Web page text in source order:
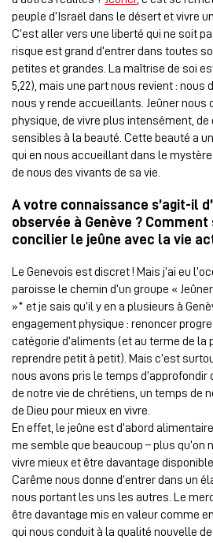
peuple d’Israël dans le désert et vivre
C’est aller vers une liberté qui ne soit
risque est grand d’entrer dans toutes
petites et grandes. La maîtrise de soi
5,22), mais une part nous revient : nous
nous y rende accueillants. Jeûner nous
physique, de vivre plus intensément, de
sensibles à la beauté. Cette beauté a
qui en nous accueillant dans le
de nous des vivants de sa vie.
A votre connaissance s’agit-il
observée à Genève ? Comment
concilier le jeûne avec la vie
Le Genevois est discret ! Mais j’ai eu
paroisse le chemin d’un groupe «
»* et je sais qu’il y en a plusieurs à
engagement physique : renoncer
catégorie d’aliments (et au terme de la
reprendre petit à petit). Mais c’est
nous avons pris le temps
de notre vie de chrétiens, un temps de
de Dieu pour mieux en vivre.
En effet, le jeûne est d’abord
me semble que beaucoup – plus qu’on
vivre mieux et être davantage
Carême nous donne d’entrer dans un
nous portant les uns les autres. Le
être davantage mis en valeur comme
qui nous conduit à la qualité nouvelle